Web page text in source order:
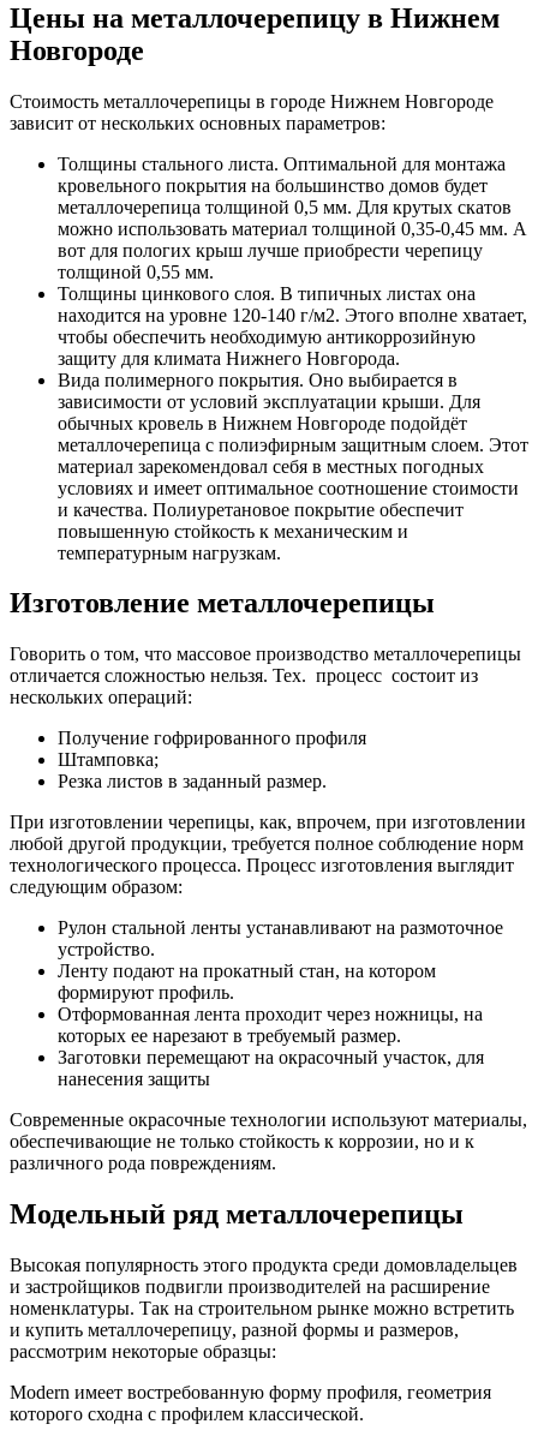
Цены на металлочерепицу в Нижнем
Новгороде
Стоимость металлочерепицы в городе Нижнем Новгороде
зависит от нескольких основных параметров:
Толщины стального листа. Оптимальной для монтажа
кровельного покрытия на большинство домов будет
металлочерепица толщиной 0,5 мм. Для крутых скатов
можно использовать материал толщиной 0,35-0,45 мм. А
вот для пологих крыш лучше приобрести черепицу
толщиной 0,55 мм.
Толщины цинкового слоя. В типичных листах она
находится на уровне 120-140 г/м2. Этого вполне хватает,
чтобы обеспечить необходимую антикоррозийную
защиту для климата Нижнего Новгорода.
Вида полимерного покрытия. Оно выбирается в
зависимости от условий эксплуатации крыши. Для
обычных кровель в Нижнем Новгороде подойдёт
металлочерепица с полиэфирным защитным слоем. Этот
материал зарекомендовал себя в местных погодных
условиях и имеет оптимальное соотношение стоимости
и качества. Полиуретановое покрытие обеспечит
повышенную стойкость к механическим и
температурным нагрузкам.
Изготовление металлочерепицы
Говорить о том, что массовое производство металлочерепицы
отличается сложностью нельзя. Тех. процесс состоит из
нескольких операций:
Получение гофрированного профиля
Штамповка;
Резка листов в заданный размер.
При изготовлении черепицы, как, впрочем, при изготовлении
любой другой продукции, требуется полное соблюдение норм
технологического процесса. Процесс изготовления выглядит
следующим образом:
Рулон стальной ленты устанавливают на размоточное
устройство.
Ленту подают на прокатный стан, на котором
формируют профиль.
Отформованная лента проходит через ножницы, на
которых ее нарезают в требуемый размер.
Заготовки перемещают на окрасочный участок, для
нанесения защиты
Современные окрасочные технологии используют материалы,
обеспечивающие не только стойкость к коррозии, но и к
различного рода повреждениям.
Модельный ряд металлочерепицы
Высокая популярность этого продукта среди домовладельцев
и застройщиков подвигли производителей на расширение
номенклатуры. Так на строительном рынке можно встретить
и купить металлочерепицу, разной формы и размеров,
рассмотрим некоторые образцы:
Modern имеет востребованную форму профиля, геометрия
которого сходна с профилем классической.